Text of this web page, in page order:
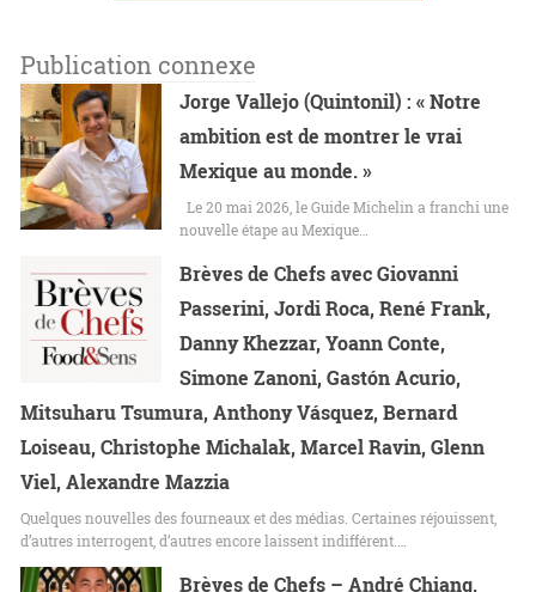
Publication connexe
Jorge Vallejo (Quintonil) : « Notre
ambition est de montrer le vrai
Mexique au monde. »
Le 20 mai 2026, le Guide Michelin a franchi une
nouvelle étape au Mexique…
Brèves de Chefs avec Giovanni
Passerini, Jordi Roca, René Frank,
Danny Khezzar, Yoann Conte,
Simone Zanoni, Gastón Acurio,
Mitsuharu Tsumura, Anthony Vásquez, Bernard
Loiseau, Christophe Michalak, Marcel Ravin, Glenn
Viel, Alexandre Mazzia
Quelques nouvelles des fourneaux et des médias. Certaines réjouissent,
d’autres interrogent, d’autres encore laissent indifférent.…
Brèves de Chefs – André Chiang,